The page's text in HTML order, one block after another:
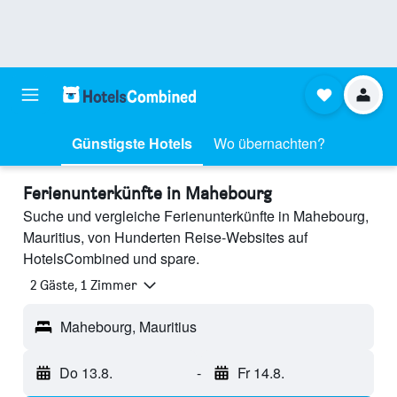
Günstigste Hotels Wo übernachten?
Ferienunterkünfte in Mahebourg
Suche und vergleiche Ferienunterkünfte in Mahebourg,
Mauritius, von Hunderten Reise-Websites auf
HotelsCombined und spare.
2 Gäste, 1 Zimmer
Mahebourg, Mauritius
Do 13.8. - Fr 14.8.